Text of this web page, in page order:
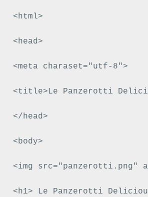
<html>
<head>
<meta charaset="utf-8">
<title>Le Panzerotti
</head>
<body>
<img src="panzerotti.png"
<h1> Le Panzerotti